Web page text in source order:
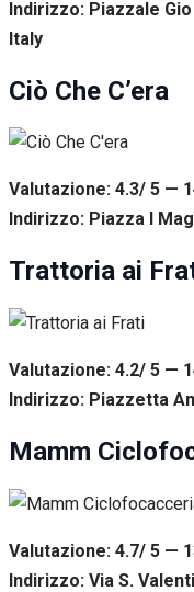
Indirizzo: Piazzale
Italy
Ciò Che C’era
Valutazione: 4.3/ 5 —
Indirizzo: Piazza I
Trattoria ai
Valutazione: 4.2/ 5 —
Indirizzo: Piazzetta
Mamm
Valutazione: 4.7/ 5 —
Indirizzo: Via S.